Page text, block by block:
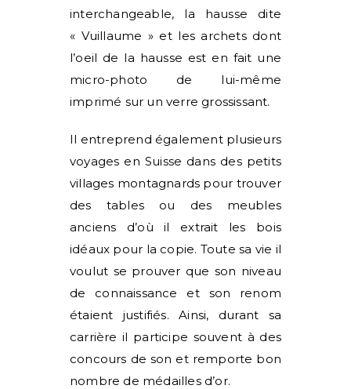
interchangeable, la hausse dite
« Vuillaume » et les archets dont
l’oeil de la hausse est en fait une
micro-photo de lui-même
imprimé sur un verre grossissant.
Il entreprend également plusieurs
voyages en Suisse dans des petits
villages montagnards pour trouver
des tables ou des meubles
anciens d’où il extrait les bois
idéaux pour la copie. Toute sa vie il
voulut se prouver que son niveau
de connaissance et son renom
étaient justifiés. Ainsi, durant sa
carrière il participe souvent à des
concours de son et remporte bon
nombre de médailles d’or.